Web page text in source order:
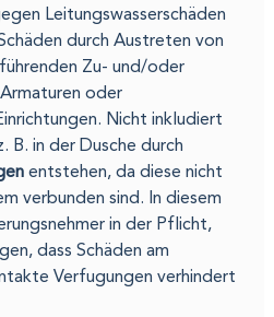
Leitungswasserschäden
durch Austreten von
Zu- und/oder
oder
Nicht inkludiert
B. in der Dusche durch
entstehen, da diese nicht
verbunden sind. In diesem
in der Pflicht,
dass Schäden am
Verfugungen verhindert